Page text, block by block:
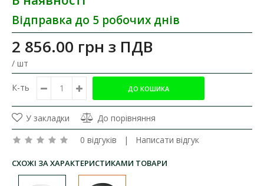
Відправка до 5 робочих днів
2 856.00 грн з ПДВ
/ шт
К-ть
У закладки
До порівняння
0 відгуків | Написати відгук
СХОЖІ ЗА ХАРАКТЕРИСТИКАМИ ТОВАРИ